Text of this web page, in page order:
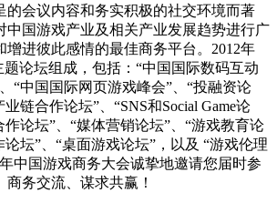
的会议内容和务实积极的社交环境而著
中国游戏产业及相关产业发展趋势进行广
增进彼此感情的最佳商务平台。2012年
题论坛组成，包括：“中国国际数码互动
“中国国际网页游戏峰会”、“投融资论
链合作论坛”、“SNS和Social Game论
作论坛”、“媒体营销论坛”、“游戏教育论
坛”、“桌面游戏论坛”，以及 “游戏伦理
中国游戏商务大会诚挚地邀请您届时参
务交流、谋求共赢！